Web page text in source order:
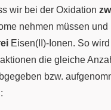
wir bei der Oxidation
nehmen müssen und
Eisen(II)‑Ionen. So
die gleiche
bzw.
: